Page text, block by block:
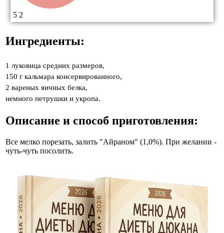
5 2
Ингредиенты:
1 луковица средних размеров,
150 г кальмара консервированного,
2 вареных яичных белка,
немного петрушки и укропа.
Описание и способ приготовления:
Все мелко порезать, залить "Айраном" (1,0%). При желании -
чуть-чуть посолить.